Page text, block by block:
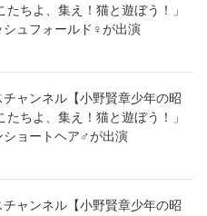
ちよ、集え！猫と遊ぼう！」
シュフォールド♀が出演
ャンネル【小野賢章少年の昭
ちよ、集え！猫と遊ぼう！」
ショートヘア♂が出演
ャンネル【小野賢章少年の昭